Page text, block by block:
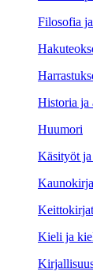
Filosofia
Historia ja
Huumori
Käsityöt ja
Keittokirjat
Kieli ja